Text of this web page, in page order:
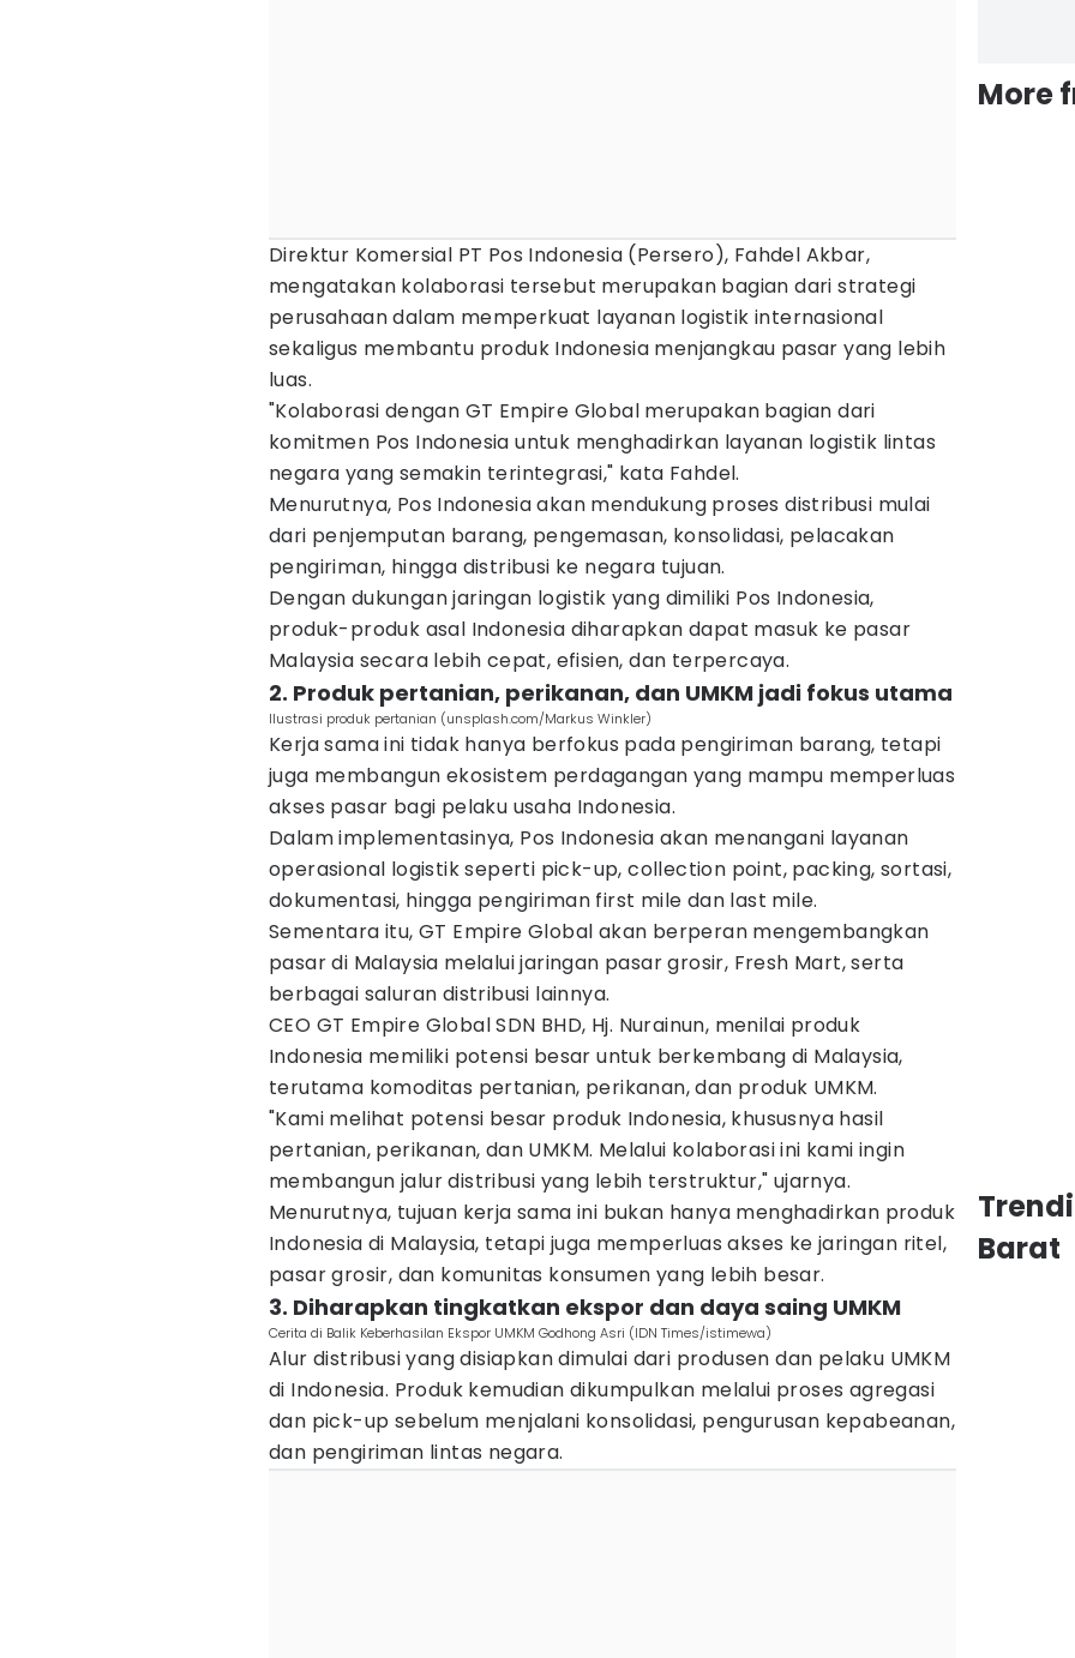
Direktur Komersial PT Pos Indonesia (Persero), Fahdel Akbar,
mengatakan kolaborasi tersebut merupakan bagian dari strategi
perusahaan dalam memperkuat layanan logistik internasional
sekaligus membantu produk Indonesia menjangkau pasar yang lebih
luas.
"Kolaborasi dengan GT Empire Global merupakan bagian dari
komitmen Pos Indonesia untuk menghadirkan layanan logistik lintas
negara yang semakin terintegrasi," kata Fahdel.
Menurutnya, Pos Indonesia akan mendukung proses distribusi mulai
dari penjemputan barang, pengemasan, konsolidasi, pelacakan
pengiriman, hingga distribusi ke negara tujuan.
Dengan dukungan jaringan logistik yang dimiliki Pos Indonesia,
produk-produk asal Indonesia diharapkan dapat masuk ke pasar
Malaysia secara lebih cepat, efisien, dan terpercaya.
2. Produk pertanian, perikanan, dan UMKM jadi fokus utama
Ilustrasi produk pertanian (unsplash.com/Markus Winkler)
Kerja sama ini tidak hanya berfokus pada pengiriman barang, tetapi
juga membangun ekosistem perdagangan yang mampu memperluas
akses pasar bagi pelaku usaha Indonesia.
Dalam implementasinya, Pos Indonesia akan menangani layanan
operasional logistik seperti pick-up, collection point, packing, sortasi,
dokumentasi, hingga pengiriman first mile dan last mile.
Sementara itu, GT Empire Global akan berperan mengembangkan
pasar di Malaysia melalui jaringan pasar grosir, Fresh Mart, serta
berbagai saluran distribusi lainnya.
CEO GT Empire Global SDN BHD, Hj. Nurainun, menilai produk
Indonesia memiliki potensi besar untuk berkembang di Malaysia,
terutama komoditas pertanian, perikanan, dan produk UMKM.
"Kami melihat potensi besar produk Indonesia, khususnya hasil
pertanian, perikanan, dan UMKM. Melalui kolaborasi ini kami ingin
membangun jalur distribusi yang lebih terstruktur," ujarnya.
Menurutnya, tujuan kerja sama ini bukan hanya menghadirkan produk
Indonesia di Malaysia, tetapi juga memperluas akses ke jaringan ritel,
pasar grosir, dan komunitas konsumen yang lebih besar.
3. Diharapkan tingkatkan ekspor dan daya saing UMKM
Cerita di Balik Keberhasilan Ekspor UMKM Godhong Asri (IDN Times/istimewa)
Alur distribusi yang disiapkan dimulai dari produsen dan pelaku UMKM
di Indonesia. Produk kemudian dikumpulkan melalui proses agregasi
dan pick-up sebelum menjalani konsolidasi, pengurusan kepabeanan,
dan pengiriman lintas negara.
More
Barat